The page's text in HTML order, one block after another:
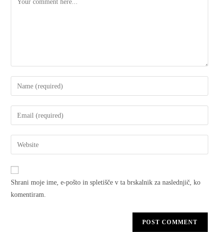
Shrani moje ime, e-pošto in spletišče v ta brskalnik za naslednjič, ko
komentiram.